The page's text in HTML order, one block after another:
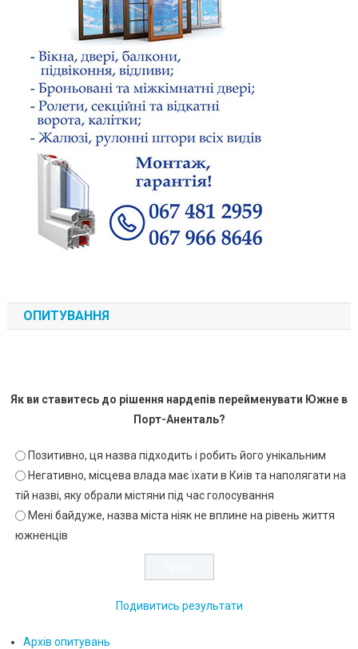
ОПИТУВАННЯ
Як ви ставитесь до рішення нардепів перейменувати Южне в
Порт-Аненталь?
Позитивно, ця назва підходить і робить його унікальним
Негативно, місцева влада має їхати в Київ та наполягати на
тій назві, яку обрали містяни під час голосування
Мені байдуже, назва міста ніяк не вплине на рівень життя
южненців
Подивитись результати
Архів опитувань